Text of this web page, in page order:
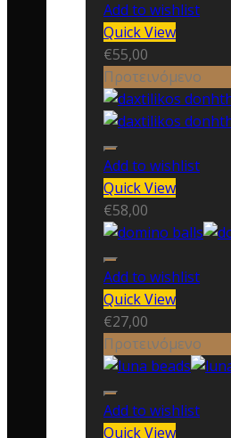
Add to wishlist
Quick View
€55,00
Προτεινόμενο
Add to wishlist
Quick View
€58,00
Add to wishlist
Quick View
€27,00
Προτεινόμενο
Add to wishlist
Quick View